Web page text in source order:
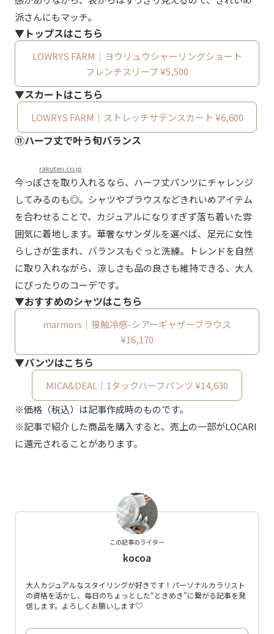
派さんにもマッチ。
▼トップスはこちら
LOWRYS FARM｜ヨウリュウシャーリングショート
フレンチスリーブ ¥5,500
▼スカートはこちら
LOWRYS FARM｜ストレッチサテンスカート ¥6,600
⑪ハーフ丈で叶う旬バランス
rakuten.co.jp
今っぽさを取り入れるなら、ハーフ丈パンツにチャレンジ
してみるのも◎。シャツやブラウスなどきれいめアイテム
を合わせることで、カジュアルになりすぎず落ち着いた雰
囲気に着地します。華奢なサンダルを選べば、足元に女性
らしさが生まれ、バランスもぐっと洗練。トレンドを自然
に取り入れながら、涼しさも品の良さも維持できる、大人
にぴったりのコーデです。
▼おすすめのシャツはこちら
marmors｜接触冷感-シアーギャザーブラウス
¥16,170
▼パンツはこちら
MICA&DEAL｜1タックハーフパンツ ¥14,630
※価格（税込）は記事作成時のものです。
※記事で紹介した商品を購入すると、売上の一部がLOCARI
に還元されることがあります。
この記事のライター
kocoa
大人カジュアルなスタイリングが好きです！パーソナルカラリスト
の資格を活かし、毎日のちょっとした“ときめき”に繋がる記事を発
信します。よろしくお願いします♡